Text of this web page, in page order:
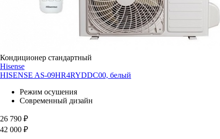
Кондиционер стандартный
Hisense
HISENSE AS-09HR4RYDDC00, белый
Режим осушения
Современный дизайн
26 790 ₽
42 000 ₽